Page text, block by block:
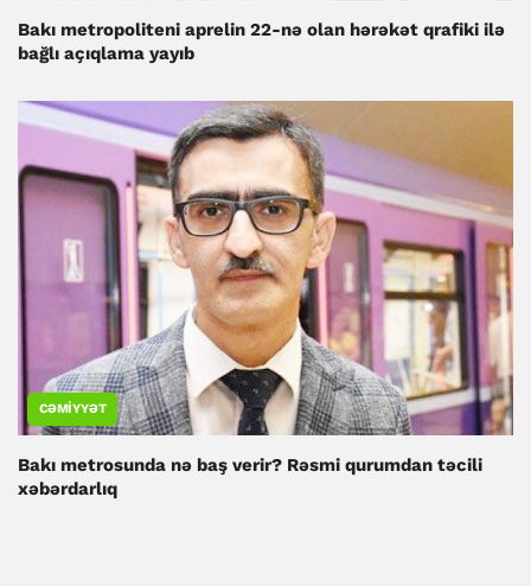
Bakı metropoliteni aprelin 22-nə olan hərəkət qrafiki ilə
bağlı açıqlama yayıb
CƏMIYYƏT
Bakı metrosunda nə baş verir? Rəsmi qurumdan təcili
xəbərdarlıq